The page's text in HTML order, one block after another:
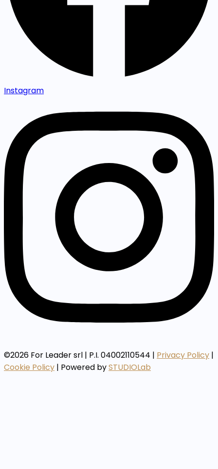
Instagram
©2026 For Leader srl | P.I. 04002110544 | Privacy Policy |
Cookie Policy | Powered bySTUDIOLab